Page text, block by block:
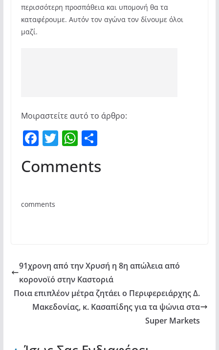
περισσότερη προσπάθεια και υπομονή θα τα
καταφέρουμε. Αυτόν τον αγώνα τον δίνουμε όλοι
μαζί.
Μοιραστείτε αυτό το άρθρο:
F
c
b
T
itt
W
at
Μ
ρ
Comments
comments
91χρονη από την Χρυσή η 8η απώλεια από
κορονοϊό στην Καστοριά
Ποια επιπλέον μέτρα ζητάει ο Περιφερειάρχης Δ.
Μακεδονίας, κ. Κασαπίδης για τα ψώνια στα
Super Markets